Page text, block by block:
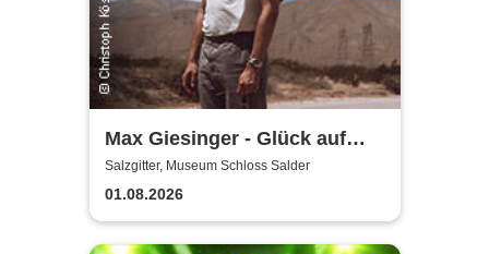
Max Giesinger - Glück auf
den Straßen 2026
Salzgitter, Museum Schloss Salder
01.08.2026